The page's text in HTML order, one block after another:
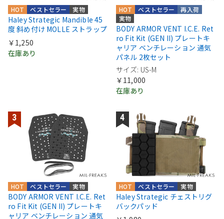
実物
ベストセラー
HOT
Haley Strategic Mandible 45
度 斜め付け MOLLE ストラップ
￥1,250
在庫あり
実物
再入荷
ベストセラー
HOT
BODY ARMOR VENT I.C.E. Ret
ro Fit Kit (GEN II) プレートキ
ャリア ベンチレーション 通気
パネル 2枚セット
サイズ: US-M
￥11,000
在庫あり
実物
ベストセラー
HOT
BODY ARMOR VENT I.C.E. Ret
ro Fit Kit (GEN II) プレートキ
ャリア ベンチレーション 通気
実物
ベストセラー
HOT
Haley Strategic チェストリグ
バックパッド